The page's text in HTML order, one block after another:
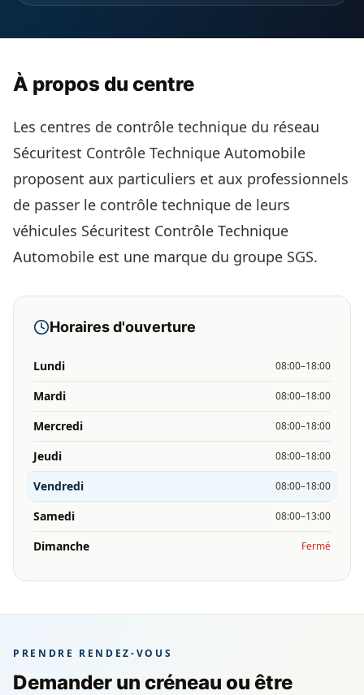
À propos du centre
Les centres de contrôle technique du réseau
Sécuritest Contrôle Technique Automobile
proposent aux particuliers et aux professionnels
de passer le contrôle technique de leurs
véhicules Sécuritest Contrôle Technique
Automobile est une marque du groupe SGS.
Horaires d'ouverture
Lundi 08:00–18:00
Mardi 08:00–18:00
Mercredi 08:00–18:00
Jeudi 08:00–18:00
Vendredi 08:00–18:00
Samedi 08:00–13:00
Dimanche Fermé
PRENDRE RENDEZ-VOUS
Demander un créneau ou être